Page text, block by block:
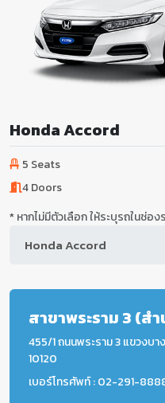
Honda Accord
5 Seats
4 Doors
* หากไม่มีตัวเลือก ให้ระบุรถในช่อ
สาขาพระราม 3 (ส
455/1 ถนนพระราม 3 แขวงบ
10120
เบอร์โทรศัพท์ : 02-291-